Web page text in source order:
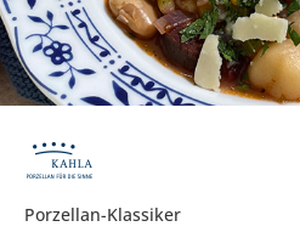
Porzellan-Klassiker